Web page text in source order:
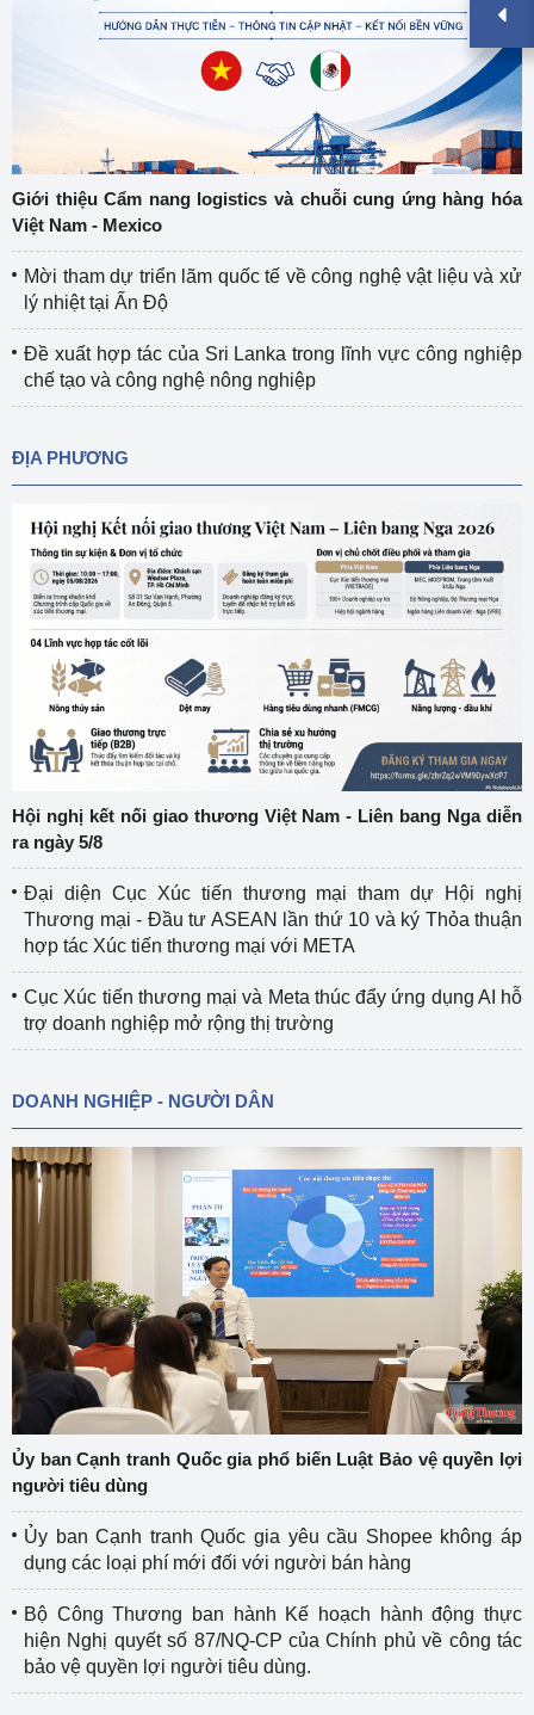
Giới thiệu Cẩm nang logistics và chuỗi cung ứng hàng hóa
Việt Nam - Mexico
Mời tham dự triển lãm quốc tế về công nghệ vật liệu và xử
lý nhiệt tại Ấn Độ
Đề xuất hợp tác của Sri Lanka trong lĩnh vực công nghiệp
chế tạo và công nghệ nông nghiệp
ĐỊA PHƯƠNG
Hội nghị kết nối giao thương Việt Nam - Liên bang Nga diễn
ra ngày 5/8
Đại diện Cục Xúc tiến thương mại tham dự Hội nghị
Thương mại - Đầu tư ASEAN lần thứ 10 và ký Thỏa thuận
hợp tác Xúc tiến thương mại với META
Cục Xúc tiến thương mại và Meta thúc đẩy ứng dụng AI hỗ
trợ doanh nghiệp mở rộng thị trường
DOANH NGHIỆP - NGƯỜI DÂN
Ủy ban Cạnh tranh Quốc gia phổ biến Luật Bảo vệ quyền lợi
người tiêu dùng
Ủy ban Cạnh tranh Quốc gia yêu cầu Shopee không áp
dụng các loại phí mới đối với người bán hàng
Bộ Công Thương ban hành Kế hoạch hành động thực
hiện Nghị quyết số 87/NQ-CP của Chính phủ về công tác
bảo vệ quyền lợi người tiêu dùng.